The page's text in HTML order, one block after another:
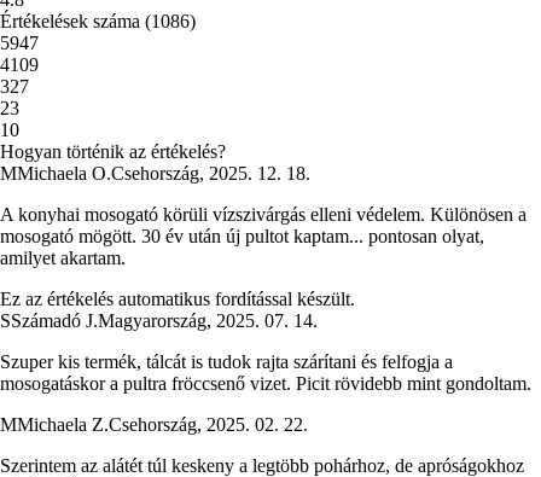
Értékelések száma (1086)
5947
4109
327
23
10
Hogyan történik az értékelés?
MMichaela O.Csehország, 2025. 12. 18.
A konyhai mosogató körüli vízszivárgás elleni védelem. Különösen a
mosogató mögött. 30 év után új pultot kaptam... pontosan olyat,
amilyet akartam.
Ez az értékelés automatikus fordítással készült.
SSzámadó J.Magyarország, 2025. 07. 14.
Szuper kis termék, tálcát is tudok rajta szárítani és felfogja a
mosogatáskor a pultra fröccsenő vizet. Picit rövidebb mint gondoltam.
MMichaela Z.Csehország, 2025. 02. 22.
Szerintem az alátét túl keskeny a legtöbb pohárhoz, de apróságokhoz